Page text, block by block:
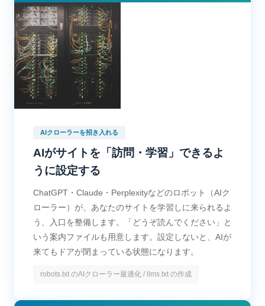
AIクローラーを招き入れる
AIがサイトを「訪問・学習」できるよ
うに設定する
ChatGPT・Claude・Perplexityなどのロボット（AIク
ローラー）が、あなたのサイトを学習しに来られるよ
う、入口を整備します。「どうぞ読んでください」と
いう案内ファイルも用意します。設定しないと、AIが
来てもドアが閉まっている状態になります。
robots.txt のAIクローラー最適化 / llms.txt の作成